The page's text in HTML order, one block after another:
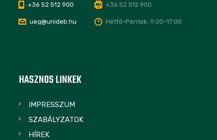
+36 52 512 900 +36 52 512 900
ueg@unideb.hu Hétfő–Péntek: 9:00–17:00
HASZNOS LINKEK
IMPRESSZUM
SZABÁLYZATOK
HÍREK